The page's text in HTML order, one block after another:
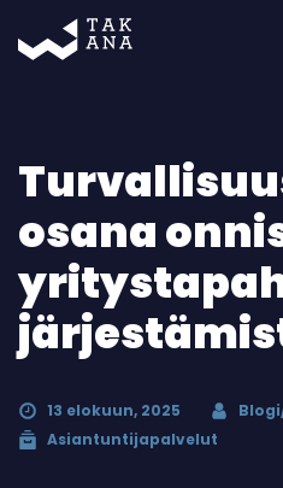
osana
13 elokuun, 2025
Asiantuntijapalvelut